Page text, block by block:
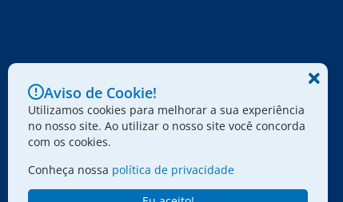
Aviso de Cookie!
Utilizamos cookies para melhorar a sua experiência
no nosso site. Ao utilizar o nosso site você concorda
com os cookies.
Conheça nossa política de privacidade